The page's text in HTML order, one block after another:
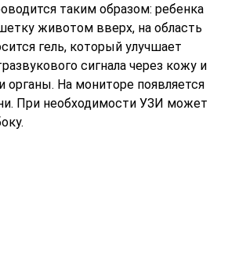
таким образом: ребенка
животом вверх, на область
гель, который улучшает
сигнала через кожу и
органы. На мониторе появляется
При необходимости УЗИ может